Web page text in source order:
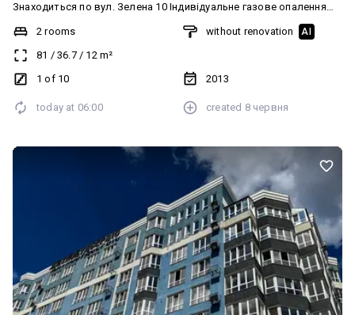
Знаходиться по вул. Зелена 10 Індивідуальне газове опалення
Квартира на 1му поверсі з 10ти Двостороння, простора Гарне
та холу Будинок престижний, закритий двір, є крнсьєрж
Квартира підходить під всі програми
2 rooms
81 / 36.7/ 12m²
1 of 10
without renovation AI
2013
today at 06:00 created 8 червня